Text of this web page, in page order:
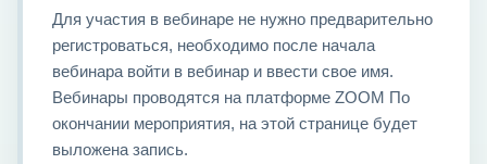
Для участия в вебинаре не нужно предварительно
регистроваться, необходимо после начала
вебинара войти в вебинар и ввести свое имя.
Вебинары проводятся на платформе ZOOM По
окончании мероприятия, на этой странице будет
выложена запись.